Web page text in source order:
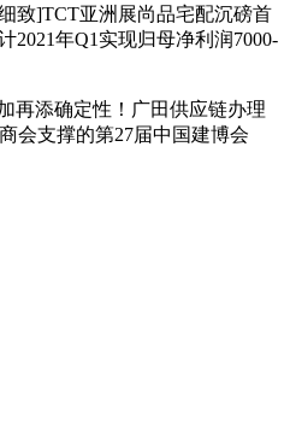
致]TCT亚洲展尚品宅配沉磅首
2021年Q1实现归母净利润7000-
再添确定性！广田供应链办理
会支撑的第27届中国建博会